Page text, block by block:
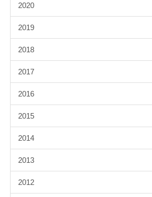
2020
2019
2018
2017
2016
2015
2014
2013
2012